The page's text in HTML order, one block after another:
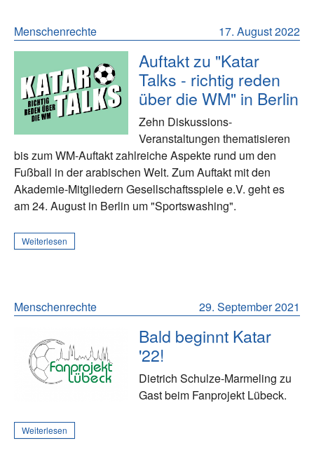
17. August 2022
Menschenrechte
Auftakt zu "Katar
Talks - richtig reden
über die WM" in Berlin
Zehn Diskussions-
Veranstaltungen thematisieren
bis zum WM-Auftakt zahlreiche Aspekte rund um den
Fußball in der arabischen Welt. Zum Auftakt mit den
Akademie-Mitgliedern Gesellschaftsspiele e.V. geht es
am 24. August in Berlin um "Sportswashing".
Weiterlesen
29. September 2021
Menschenrechte
Bald beginnt Katar
'22!
Dietrich Schulze-Marmeling zu
Gast beim Fanprojekt Lübeck.
Weiterlesen